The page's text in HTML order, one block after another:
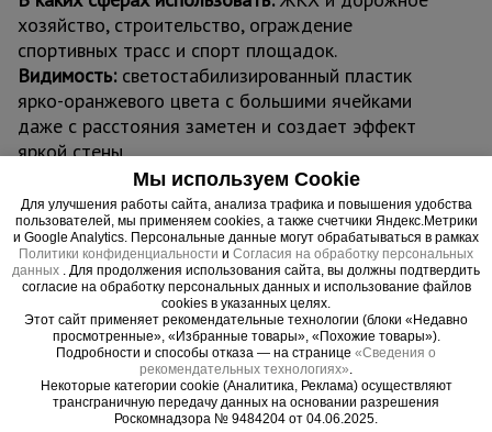
хозяйство, строительство, ограждение
спортивных трасс и спорт площадок.
Видимость:светостабилизированный пластик
ярко-оранжевого цвета с большими ячейками
даже с расстояния заметен и создает эффект
яркой стены.
Нормативная база:сетка оранжевая
соответствует СНиП 1203-99 «Безопасность
труда в строительстве» СНиП III-4-80* «Техника
безопасности в строительстве» и СНиП 3.03.01-
87 «Несущие ограждающие конструкции».
Важные преимущества –
эффективная работа
Мы используем Cookie
Для улучшения работы сайта, анализа трафика и повышения удобства
пользователей, мы применяем cookies, а также счетчики Яндекс.Метрики
и Google Analytics. Персональные данные могут обрабатываться в рамках
Политики конфиденциальности и Согласия на обработку персональных
данных . Для продолжения использования сайта, вы должны подтвердить
согласие на обработку персональных данных и использование файлов
cookies в указанных целях.
Этот сайт применяет рекомендательные технологии (блоки «Недавно
просмотренные», «Избранные товары», «Похожие товары»).
Подробности и способы отказа — на странице «Сведения о
рекомендательных технологиях».
Некоторые категории cookie (Аналитика, Реклама) осуществляют
трансграничную передачу данных на основании разрешения
Роскомнадзора № 9484204 от 04.06.2025.